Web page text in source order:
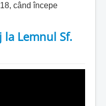
când începe
Lemnul Sf.